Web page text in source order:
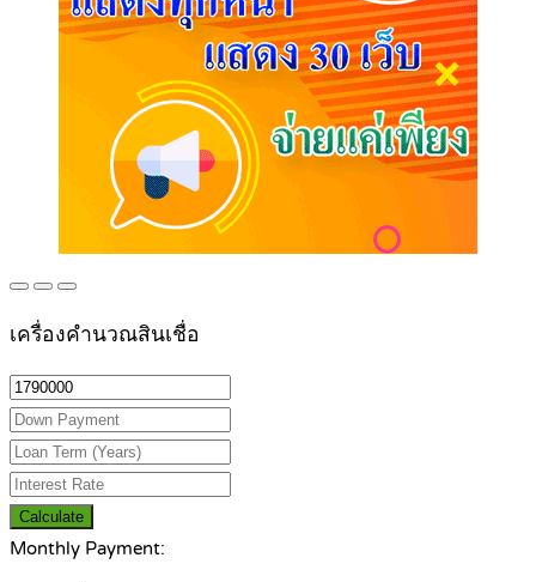
เครื่องคำนวณสินเชื่อ
Calculate
Monthly Payment: